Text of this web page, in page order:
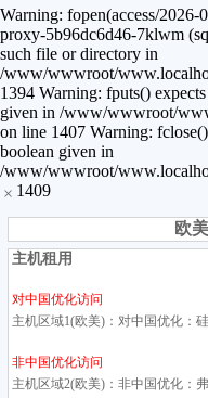
Warning: fopen(access/
proxy-5b96dc6d46-7klwm
such file or directory in
/www/wwwroot/
1394 Warning: fputs()
given in /www/wwwroot/
on line 1407 Warning:
boolean given in
/www/wwwroot/
1409
×
欧
主机租用
对中国优化访问
主机区域1(欧美)：对中国优化：
非中国优化访问
主机区域2(欧美)：非中国优化：